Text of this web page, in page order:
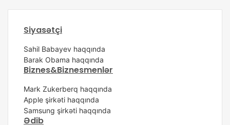
Siyasətçi
Sahil Babayev haqqında
Barak Obama haqqında
Biznes&Biznesmenlər
Mark Zukerberq haqqında
Apple şirkəti haqqında
Samsung şirkəti haqqında
Ədib